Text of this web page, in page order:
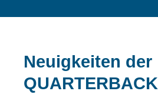
Neuigkeiten der
QUARTERBACK